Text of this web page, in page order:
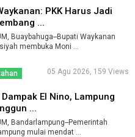
PKK Harus Jadi
...
Buaybahuga--Bupati Waykanan
membuka Moni ...
05 Agu 2026, 159 Views
El Nino, Lampung
...
Bandarlampung--Pemerintah
mulai mendat ...